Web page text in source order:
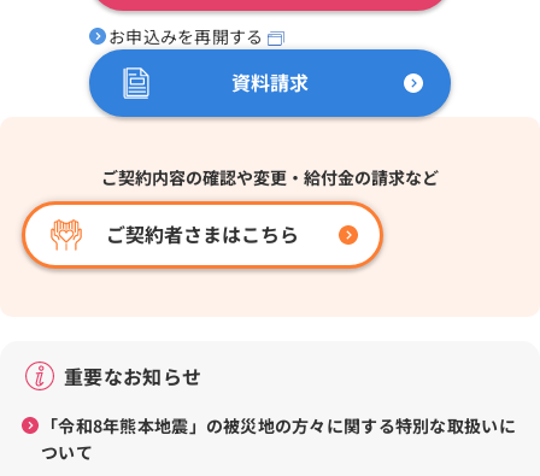
お申込みを再開する
資料請求
ご契約内容の確認や変更・給付金の請求など
ご契約者さまはこちら
重要なお知らせ
「令和8年熊本地震」の被災地の方々に関する特別な取扱いに
ついて